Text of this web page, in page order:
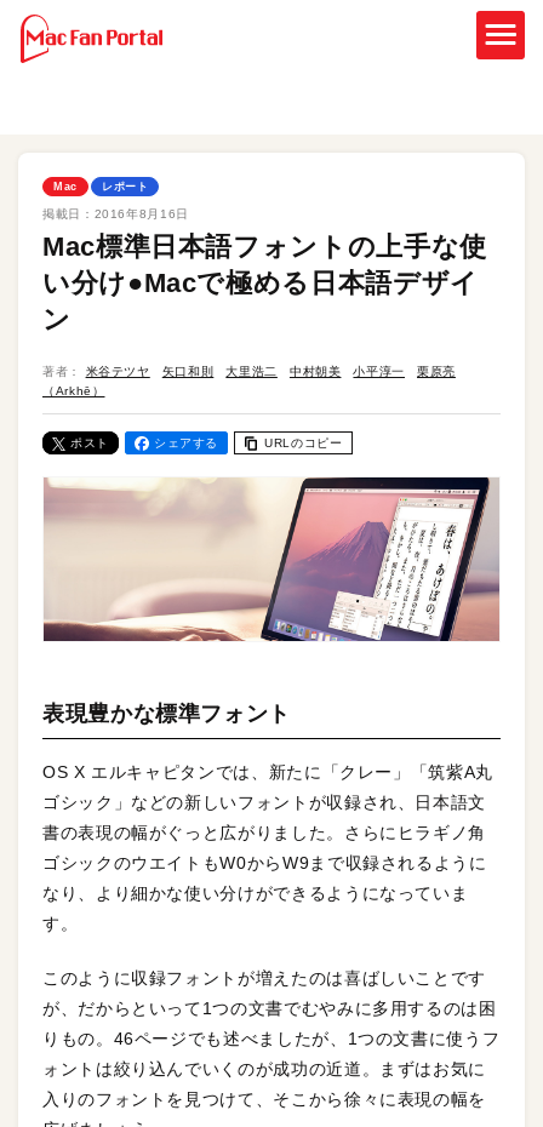
Mac レポート
掲載日： 2016年8月16日
Mac標準日本語フォントの上手な使
い分け●Macで極める日本語デザイ
ン
著者： 米谷テツヤ 矢口和則 大里浩二 中村朝美 小平淳一
栗原亮
（Arkhē）
ポスト シェアする URLのコピー
表現豊かな標準フォント
OS X エルキャピタンでは、新たに「クレー」「筑紫A丸
ゴシック」などの新しいフォントが収録され、日本語文
書の表現の幅がぐっと広がりました。さらにヒラギノ角
ゴシックのウエイトもW0からW9まで収録されるように
なり、より細かな使い分けができるようになっていま
す。
このように収録フォントが増えたのは喜ばしいことです
が、だからといって1つの文書でむやみに多用するのは困
りもの。46ページでも述べましたが、1つの文書に使うフ
ォントは絞り込んでいくのが成功の近道。まずはお気に
入りのフォントを見つけて、そこから徐々に表現の幅を